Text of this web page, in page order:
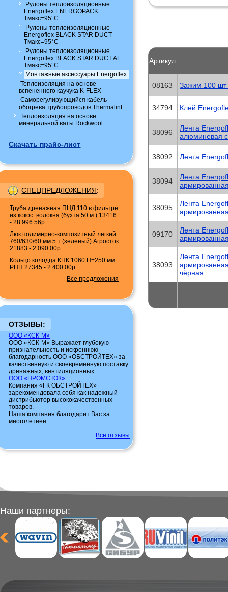
Рулоны теплоизоляционные
Energoflex ENERGOPACK
Tмакс=95°C
Рулоны теплоизоляционные
Energoflex BLACK STAR DUCT
Tмакс=95°C
Рулоны теплоизоляционные
Energoflex BLACK STAR DUCT AL
Tмакс=95°C
Монтажные аксессуары Energoflex
Теплоизоляция на основе
вспененного каучука K-FLEX
Саморегулирующийся кабель
обогрева трубопроводов Thermalint
Теплоизоляция на основе
минеральной ваты Rockwool
Скачать прайс-лист
СПЕЦПРЕДЛОЖЕНИЯ:
Труба дренажная ПНД 110 в фильтре
из кокос. волокна (бухта 50 м.) 13416
-28 996.56р.
Люк полимерно-композитный легкий
760/630/60 мм 5 т (зеленый) Агросток
21883 -2 090.00р.
Кольцо колодца КПК 1060 H=250 мм
РПП 27345 -2 400.00р.
Все предложения
ОТЗЫВЫ:
ООО «КСК-М»
ООО «КСК-М» Выражает глубокую
признательность и искреннюю
благодарность ООО «ОБСТРОЙТЕХ» за
качественную и своевременную поставку
дренажных, вентиляционных...
ООО «ПРОМСТОК»
Компания «ГК ОБСТРОЙТЕХ»
зарекомендовала себя как надежный
дистрибьютор высококачественных
товаров.
Наша компания благодарит Вас за
многолетнее...
Все отзывы
Артикул
08163 Зажим 100 шт
34794 Клей
38096
Лента
алюминевая
38092 Лента
38094
Лента
38095
Лента
09170
Лента
38093
Лента
чёрная
Наши партнеры: